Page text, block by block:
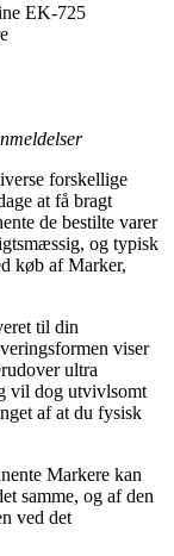
EK-725
forskellige
at få bragt
de bestilte varer
og typisk
køb af Marker,
til din
viser
ultra
vil dog utvivlsomt
af at du fysisk
Markere kan
samme, og af den
ved det